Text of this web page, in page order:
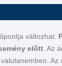
változhat.
előtt . Az
Az